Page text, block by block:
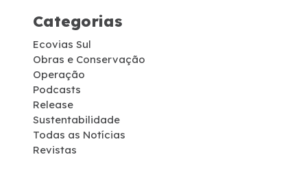
Cargas Especiais
Links Úteis
SAU's
Carta ao Usuário
Categorias
Ecovias Sul
Obras e Conservação
Operação
Podcasts
Release
Sustentabilidade
Todas as Notícias
Revistas